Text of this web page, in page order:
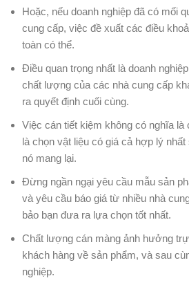
Hoặc, nếu doanh nghiệp đã có mối
cung cấp, việc đề xuất các điều
toàn có thể.
Điều quan trọng nhất là doanh
chất lượng của các nhà cung cấp
ra quyết định cuối cùng.
Việc cán tiết kiệm không có nghĩa là
là chọn vật liệu có giá cả hợp lý
nó mang lại.
Đừng ngần ngại yêu cầu mẫu sản
và yêu cầu báo giá từ nhiều nhà
bảo bạn đưa ra lựa chọn tốt nhất.
Chất lượng cán màng ảnh hưởng
khách hàng về sản phẩm, và sau
nghiệp.